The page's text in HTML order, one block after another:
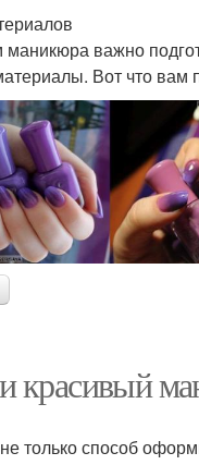
важно
Вот что вам
красивый
только способ